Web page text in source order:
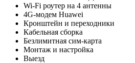
Wi-Fi роутер на 4 антенны
4G-модем Huawei
Кронштейн и переходники
Кабельная сборка
Безлимитная сим-карта
Монтаж и настройка
Выезд